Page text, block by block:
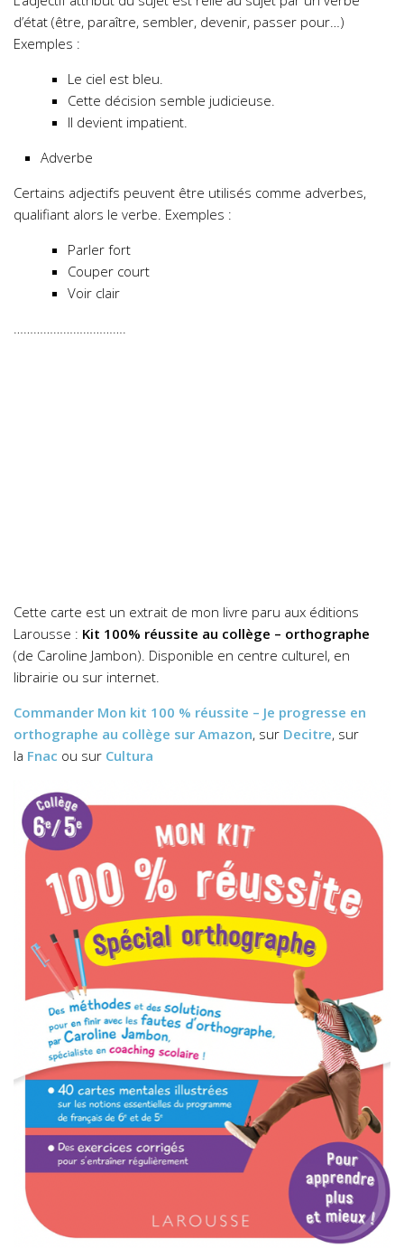
d’état (être, paraître, sembler, devenir, passer pour…)
Exemples :
Le ciel est bleu.
Cette décision semble judicieuse.
Il devient impatient.
Adverbe
Certains adjectifs peuvent être utilisés comme adverbes,
qualifiant alors le verbe. Exemples :
Parler fort
Couper court
Voir clair
…………………………….
Cette carte est un extrait de mon livre paru aux éditions
Larousse : Kit 100% réussite au collège – orthographe
(de Caroline Jambon). Disponible en centre culturel, en
librairie ou sur internet.
Commander Mon kit 100 % réussite – Je progresse en
orthographe au collège sur Amazon, sur Decitre, sur
la Fnac ou sur Cultura